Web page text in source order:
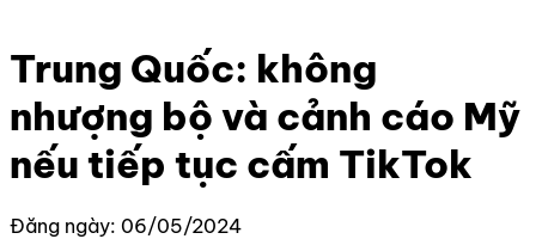
Trung Quốc: không
nhượng bộ và cảnh cáo Mỹ
nếu tiếp tục cấm TikTok
Đăng ngày: 06/05/2024